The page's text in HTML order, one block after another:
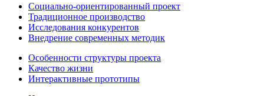
Социально-ориентированный проект
Традиционное производство
Исследования конкурентов
Внедрение современных методик
Особенности структуры проекта
Качество жизни
Интерактивные прототипы